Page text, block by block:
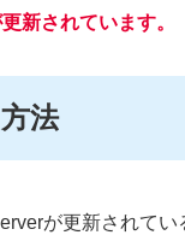
新されています。
法
が更新されて